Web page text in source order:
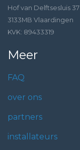
Hof van Delftsesluis 37
3133MB Vlaardingen
KVK: 89433319
Meer
FAQ
over ons
partners
installateurs